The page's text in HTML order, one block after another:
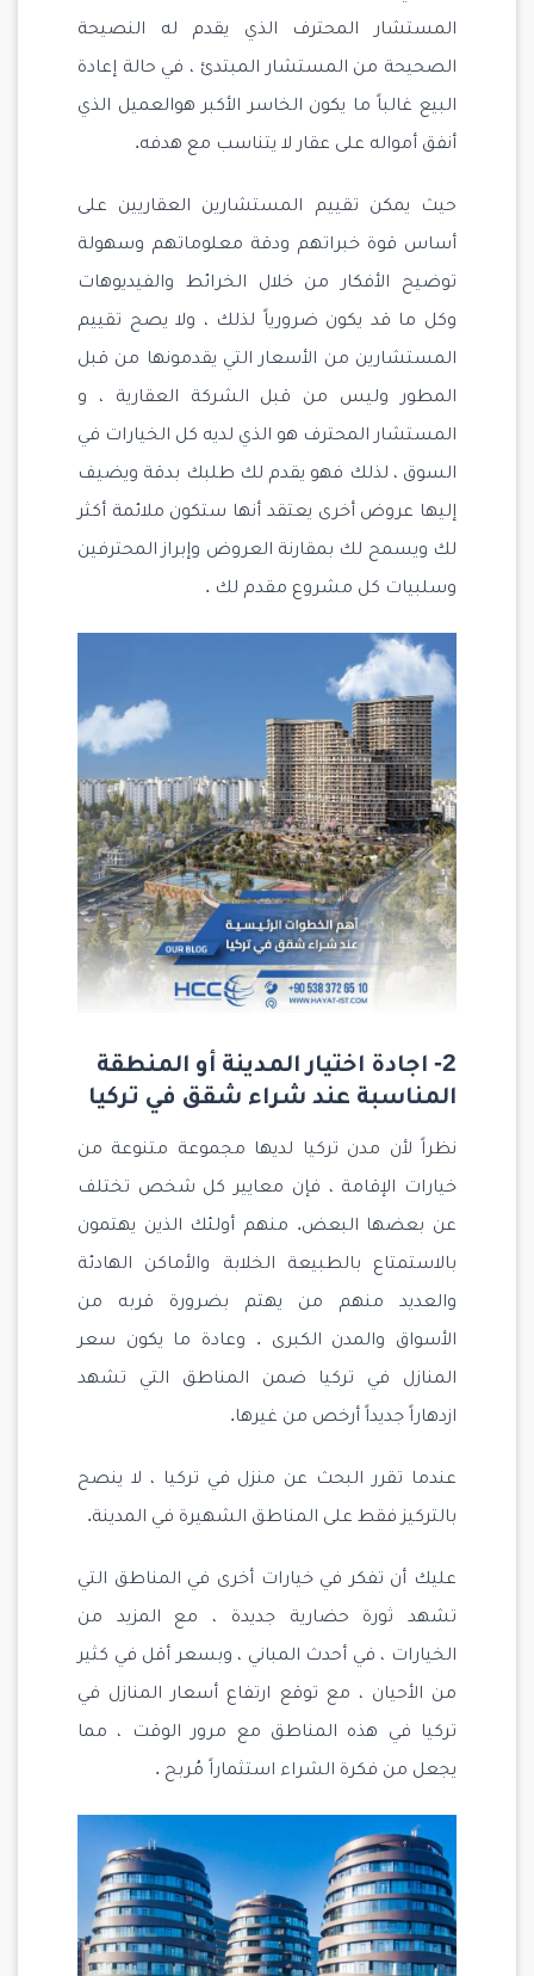
المستشار المحترف الذي يقدم له النصيحة
الصحيحة من المستشار المبتدئ ، في حالة إعادة
البيع غالباً ما يكون الخاسر الأكبر هوالعميل الذي
أنفق أمواله على عقار لا يتناسب مع هدفه.
حيث يمكن تقييم المستشارين العقاريين على
أساس قوة خبراتهم ودقة معلوماتهم وسهولة
توضيح الأفكار من خلال الخرائط والفيديوهات
وكل ما قد يكون ضرورياً لذلك ، ولا يصح تقييم
المستشارين من الأسعار التي يقدمونها من قبل
المطور وليس من قبل الشركة العقارية ، و
المستشار المحترف هو الذي لديه كل الخيارات في
السوق ، لذلك فهو يقدم لك طلبك بدقة ويضيف
إليها عروض أخرى يعتقد أنها ستكون ملائمة أكثر
لك ويسمح لك بمقارنة العروض وإبراز المحترفين
وسلبيات كل مشروع مقدم لك .
2- اجادة اختيار المدينة أو المنطقة
المناسبة عند شراء شقق في تركيا
نظراً لأن مدن تركيا لديها مجموعة متنوعة من
خيارات الإقامة ، فإن معايير كل شخص تختلف
عن بعضها البعض. منهم أولئك الذين يهتمون
بالاستمتاع بالطبيعة الخلابة والأماكن الهادئة
والعديد منهم من يهتم بضرورة قربه من
الأسواق والمدن الكبرى . وعادة ما يكون سعر
المنازل في تركيا ضمن المناطق التي تشهد
ازدهاراً جديداً أرخص من غيرها.
عندما تقرر البحث عن منزل في تركيا ، لا ينصح
بالتركيز فقط على المناطق الشهيرة في المدينة.
عليك أن تفكر في خيارات أخرى في المناطق التي
تشهد ثورة حضارية جديدة ، مع المزيد من
الخيارات ، في أحدث المباني ، وبسعر أقل في كثير
من الأحيان ، مع توقع ارتفاع أسعار المنازل في
تركيا في هذه المناطق مع مرور الوقت ، مما
يجعل من فكرة الشراء استثماراً مُربح .